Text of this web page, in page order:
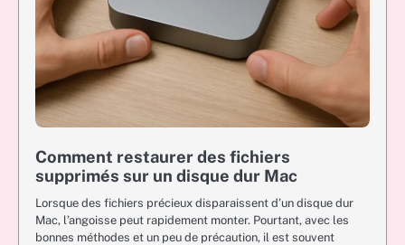
Comment restaurer des fichiers
supprimés sur un disque dur Mac
Lorsque des fichiers précieux disparaissent d’un disque dur
Mac, l’angoisse peut rapidement monter. Pourtant, avec les
bonnes méthodes et un peu de précaution, il est souvent